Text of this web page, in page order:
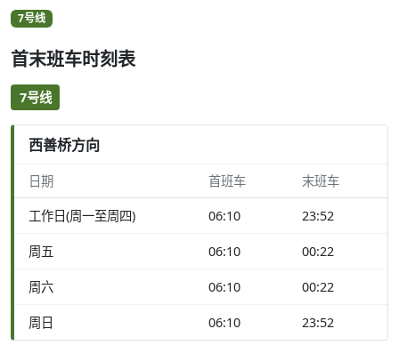
7号线
首末班车时刻表
7号线
西善桥方向
日期 首班车 末班车
工作日(周一至周四) 06:10 23:52
周五 06:10 00:22
周六 06:10 00:22
周日 06:10 23:52